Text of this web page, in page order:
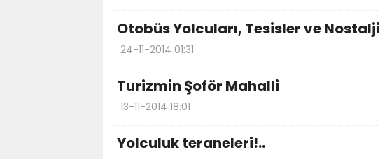
Otobüs Yolcuları, Tesisler ve Nostalji
24-11-2014 01:31
Turizmin Şoför Mahalli
13-11-2014 18:01
Yolculuk teraneleri!..